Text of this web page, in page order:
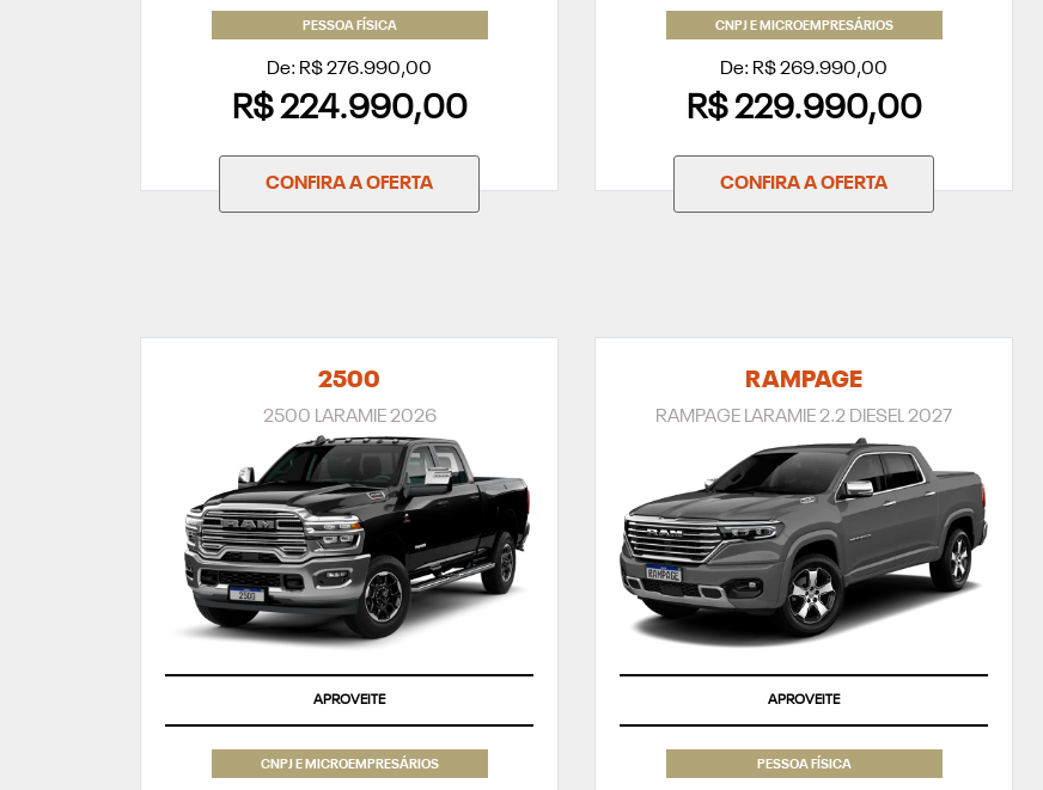
PESSOA FÍSICA
De: R$ 276.990,00
R$ 224.990,00
CONFIRA A OFERTA
CNPJ E MICROEMPRESÁRIOS
De: R$ 269.990,00
R$ 229.990,00
CONFIRA A OFERTA
2500
2500 LARAMIE 2026
APROVEITE
CNPJ E MICROEMPRESÁRIOS
RAMPAGE
RAMPAGE LARAMIE 2.2 DIESEL 2027
APROVEITE
PESSOA FÍSICA